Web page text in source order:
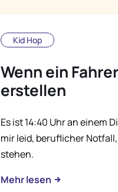
Kid Hop
Wenn ein
erstellen
Es ist 14:40 Uhr an einem
mir leid, beruflicher
stehen.
Mehr lesen